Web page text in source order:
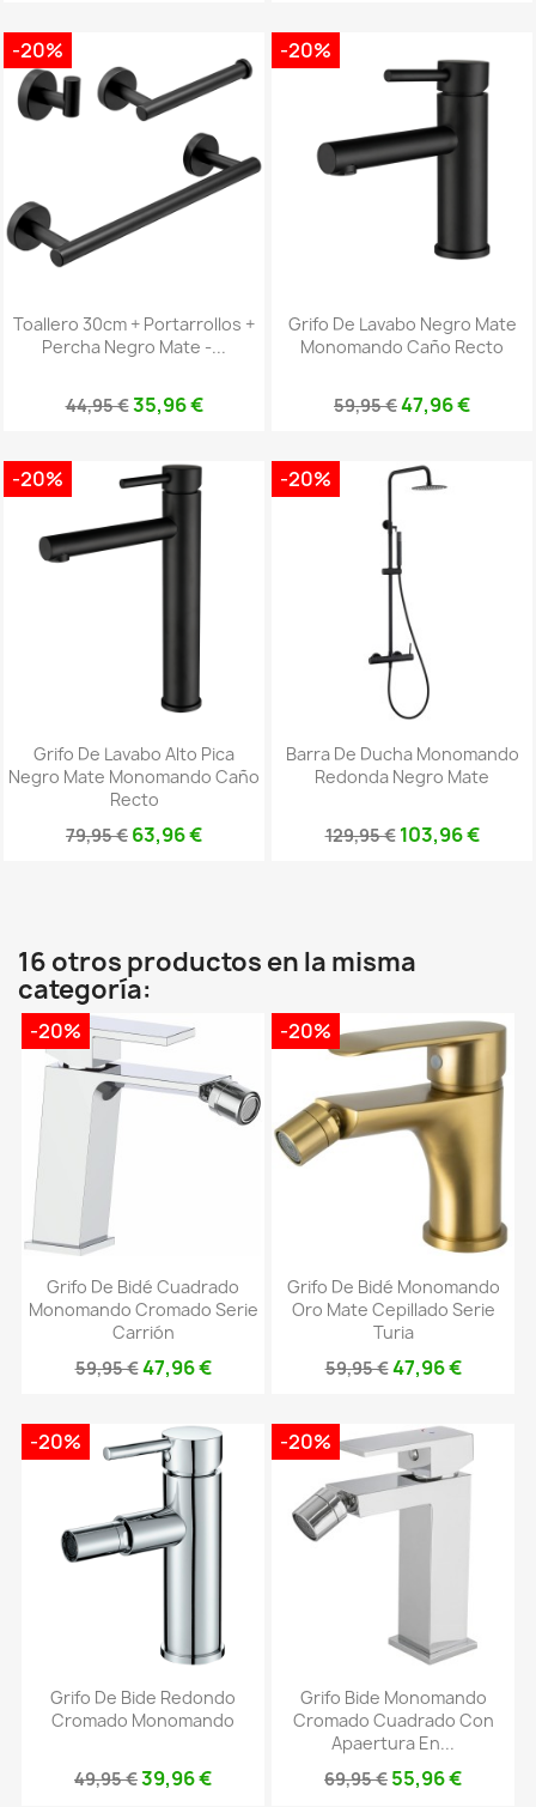
Toallero 30cm + Portarrollos +
Percha Negro Mate -...
44,95 €35,96 €
-20%
Grifo De Lavabo Negro Mate
Monomando Caño Recto
59,95 €47,96 €
-20%
Grifo De Lavabo Alto Pica
Negro Mate Monomando Caño
Recto
79,95 € 63,96 €
-20%
Barra De Ducha Monomando
Redonda Negro Mate
129,95 € 103,96 €
-20%
16 otros productos en la misma
categoría:
Grifo De Bidé Cuadrado
Monomando Cromado Serie
Carrión
59,95 €47,96 €
-20%
Grifo De Bidé Monomando
Oro Mate Cepillado Serie
Turia
59,95 €47,96 €
-20%
Grifo De Bide Redondo
Cromado Monomando
49,95 €39,96 €
-20%
Grifo Bide Monomando
Cromado Cuadrado Con
Apaertura En...
69,95 € 55,96 €
-20%